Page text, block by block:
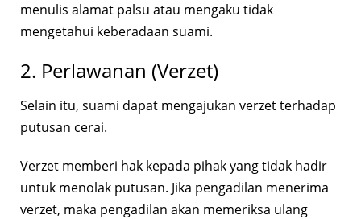
menulis alamat palsu atau mengaku tidak
mengetahui keberadaan suami.
2. Perlawanan (Verzet)
Selain itu, suami dapat mengajukan verzet terhadap
putusan cerai.
Verzet memberi hak kepada pihak yang tidak hadir
untuk menolak putusan. Jika pengadilan menerima
verzet, maka pengadilan akan memeriksa ulang